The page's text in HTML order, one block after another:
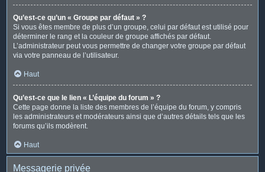
Qu’est-ce qu’un « Groupe par défaut » ?
Si vous êtes membre de plus d’un groupe, celui par défaut est utilisé pour
déterminer le rang et la couleur de groupe affichés par défaut.
L’administrateur peut vous permettre de changer votre groupe par défaut
via votre panneau de l’utilisateur.
Haut
Qu’est-ce que le lien « L’équipe du forum » ?
Cette page donne la liste des membres de l’équipe du forum, y compris
les administrateurs et modérateurs ainsi que d’autres détails tels que les
forums qu’ils modèrent.
Haut
Messagerie privée